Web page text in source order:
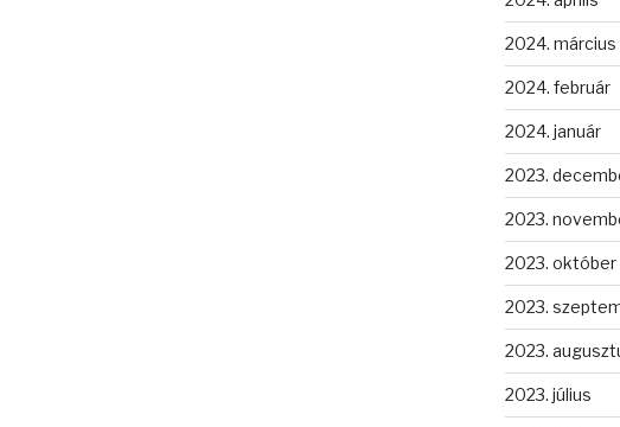
2024. március
2024. február
2024. január
2023.
2023.
2023. október
2023.
2023.
2023. július